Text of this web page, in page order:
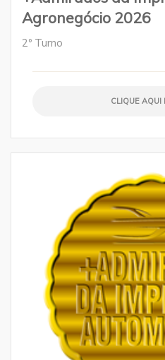
Agronegócio 2026
2º Turno
CLIQUE AQUI